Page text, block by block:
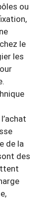
ou
le
les
de la
des